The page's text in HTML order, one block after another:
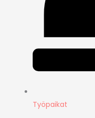
Työpaikat